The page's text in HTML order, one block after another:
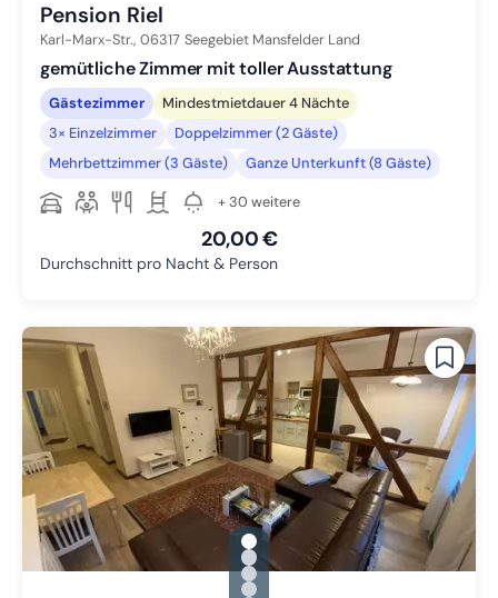
Pension Riel
Karl-Marx-Str., 06317 Seegebiet Mansfelder Land
gemütliche Zimmer mit toller Ausstattung
Gästezimmer
Mindestmietdauer 4 Nächte
3× Einzelzimmer
Doppelzimmer (2 Gäste)
Mehrbettzimmer (3 Gäste)
Ganze Unterkunft (8 Gäste)
+ 30 weitere
20,00 €
Durchschnitt pro Nacht & Person
gallery.slide_selector
Zu Slide 1 wechseln
Zu Slide 2 wechseln
Zu Slide 3 wechseln